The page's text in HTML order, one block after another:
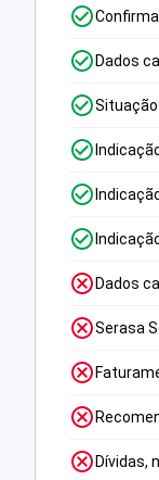
Dados
Situação
Dados
Serasa
Dívidas,